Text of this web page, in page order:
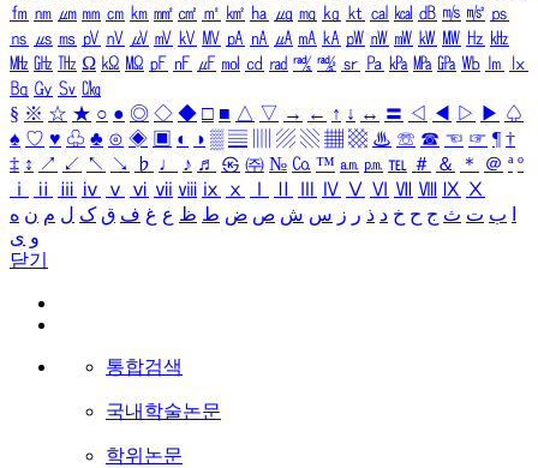
㎙ ㎚ ㎛ ㎜ ㎝ ㎞ ㎟ ㎠ ㎡ ㎢ ㏊ ㎍ ㎎ ㎏ ㏏ ㎈ ㎉ ㏈ ㎧ ㎨ ㎰
㎱ ㎲ ㎳ ㎴ ㎵ ㎶ ㎷ ㎸ ㎹ ㎀ ㎁ ㎂ ㎃ ㎄ ㎺ ㎻ ㎽ ㎾ ㎿ ㎐ ㎑
㎒ ㎓ ㎔ Ω ㏀ ㏁ ㎊ ㎋ ㎌ ㏖ ㏅ ㎭ ㎮ ㎯ ㏛ ㎩ ㎪ ㎫ ㎬ ㏝ ㏐
㏓
㏃ ㏉ ㏜ ㏆
§ ※ ☆ ★ ○ ● ◎ ◇ ◆ □ ■ △ ▽ → ← ↑ ↓ ↔ 〓 ◁ ◀ ▷ ▶ ♤
♠ ♡ ♥ ♧ ♣ ⊙ ◈ ▣ ◐ ◑ ▒ ▤ ▨ ▧ ▦ ▩ ♨ ☏ ☎ ☜ ☞ ¶ †
‡ ↕ ↗ ↙ ↖ ↘ ♭ ♩ ♪ ♬ ㉿ ㈜ № ㏇ ™ ㏂ ㏘ ℡ ＃ ＆ ＊ ＠ ª º
ⅰ
ⅱ ⅲ ⅳ ⅴ ⅵ ⅶ ⅷ ⅸ ⅹ Ⅳ Ⅴ Ⅵ Ⅶ Ⅷ Ⅸ Ⅹ
ب ت ث ج ح خ د ذ ر ز س ش ص ض ط ظ ع غ ف ق ک ل م ن ه
و ی
닫기
통합검색
국내학술논문
학위논문